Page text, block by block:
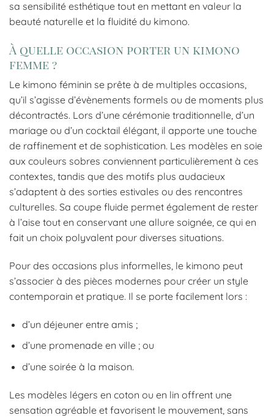
sa sensibilité esthétique tout en mettant en valeur la
beauté naturelle et la fluidité du kimono.
À quelle occasion porter un kimono
femme ?
Le kimono féminin se prête à de multiples occasions,
qu’il s’agisse d’évènements formels ou de moments plus
décontractés. Lors d’une cérémonie traditionnelle, d’un
mariage ou d’un cocktail élégant, il apporte une touche
de raffinement et de sophistication. Les modèles en soie
aux couleurs sobres conviennent particulièrement à ces
contextes, tandis que des motifs plus audacieux
s’adaptent à des sorties estivales ou des rencontres
culturelles. Sa coupe fluide permet également de rester
à l’aise tout en conservant une allure soignée, ce qui en
fait un choix polyvalent pour diverses situations.
Pour des occasions plus informelles, le kimono peut
s’associer à des pièces modernes pour créer un style
contemporain et pratique. Il se porte facilement lors :
d’un déjeuner entre amis ;
d’une promenade en ville ; ou
d’une soirée à la maison.
Les modèles légers en coton ou en lin offrent une
sensation agréable et favorisent le mouvement, sans